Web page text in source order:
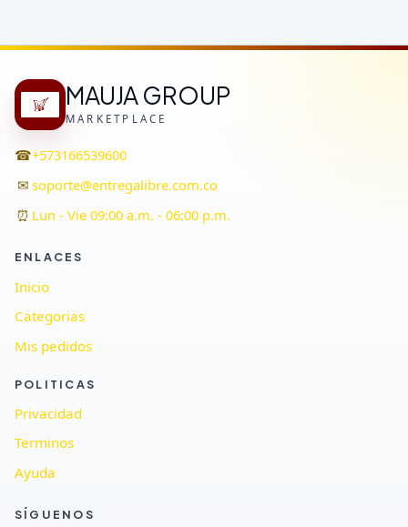
MAUJA GROUP
MARKETPLACE
☎+573166539600
✉ soporte@entregalibre.com.co
⏰ Lun - Vie 09:00 a.m. - 06:00 p.m.
ENLACES
Inicio
Categorias
Mis pedidos
POLITICAS
Privacidad
Terminos
Ayuda
SÍGUENOS